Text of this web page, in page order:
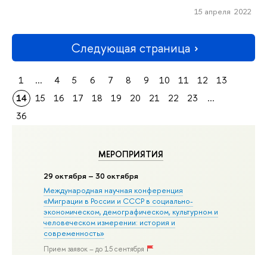
МЕРОПРИЯТИЯ
29 октября – 30 октября
Международная научная конференция
«Миграции в Росcии и СССР в социально-
экономическом, демографическом, культурном и
человеческом измерении: история и
современность»
Прием заявок – до 15 сентября
15 апреля 2022
Следующая страница
1 ... 4 5 6 7 8 9 10 11 12
13
14
15 16 17 18 19 20 21 22 23
...
36